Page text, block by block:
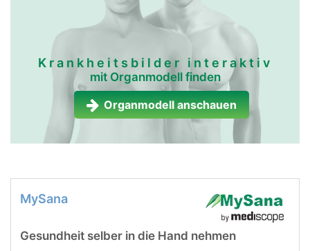
Krankheitsbilder interaktiv
mit Organmodell finden
Organmodell anschauen
MySana
Gesundheit selber in die Hand nehmen